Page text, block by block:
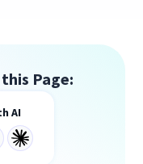
Page:
AI